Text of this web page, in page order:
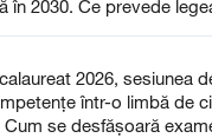
în 2030. Ce prevede
2026, sesiunea
într-o limbă de
Cum se desfășoară